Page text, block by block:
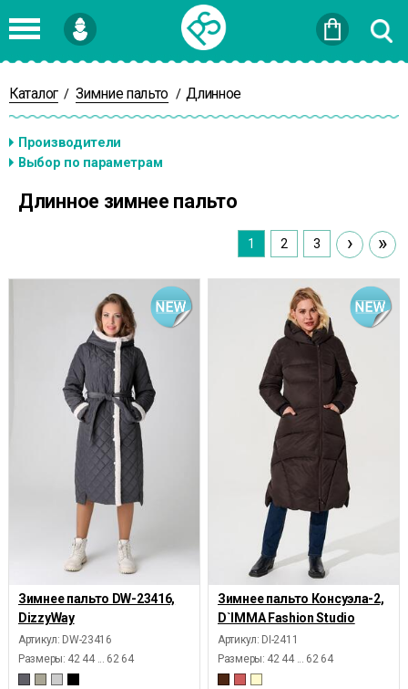
Войти
Каталог / Зимние пальто / Длинное
Длинное зимнее пальто
1 2 3 › »
Зимнее пальто DW-23416,
DizzyWay
Артикул: DW-23416
Размеры: 42 44 ... 62 64
Зимнее пальто Консуэла-2,
D`IMMA Fashion Studio
Артикул: DI-2411
Размеры: 42 44 ... 62 64